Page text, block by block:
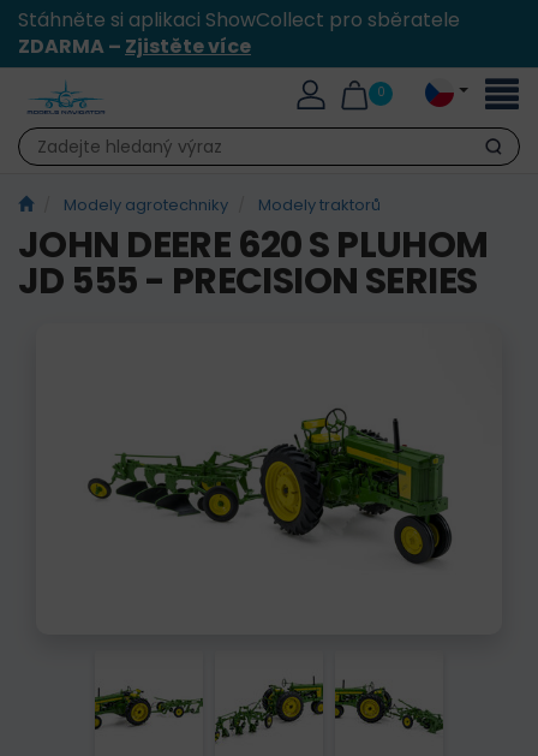
Stáhněte si aplikaci ShowCollect pro sběratele
ZDARMA – Zjistěte více
0
Hledat
Modely agrotechniky Modely traktorů
JOHN DEERE 620 S PLUHOM
JD 555 - PRECISION SERIES